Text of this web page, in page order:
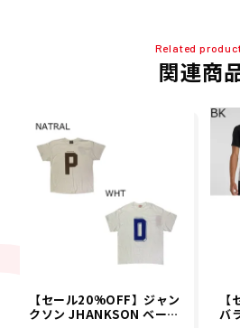
Related
関連商
【セール20%OFF】ジャン
クソン JHANKSON ベース
バ